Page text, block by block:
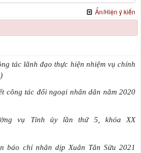
Ẩn/Hiện ý kiến
tác lãnh đạo thực hiện nhiệm vụ chính
công tác đối ngoại nhân dân năm 2020
vụ Tỉnh ủy lần thứ 5, khóa XX
báo chí nhân dịp Xuân Tân Sửu 2021